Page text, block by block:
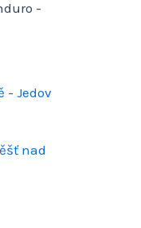
-
- Jedov
nad